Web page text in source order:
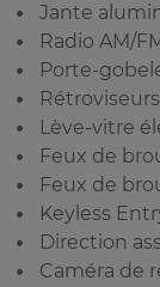
Jante
Radio AM/
Porte-
Lève-vitre
Feux de
Feux de
Keyless
Direction
Caméra de